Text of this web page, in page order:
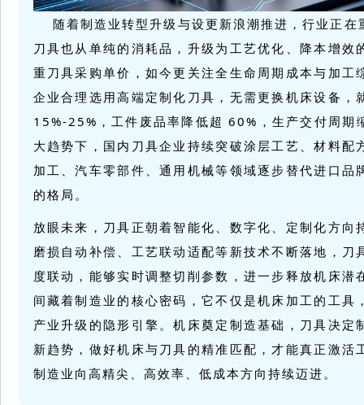
随着制造业转型升级与设更新浪潮推进，行业正在
刀具也从单纯的消耗品，升级为工艺优化、降本增效
重刀具采购单价，如今更关注全生命周期成本与加工
企业合理选用高端定制化刀具，无需更换机床设备，
15%-25%，工件废品率降低超 60%，生产交付周期
大趋势下，国内刀具企业持续突破涂层工艺、材料配
加工、汽车零部件、通用机械等领域逐步替代进口品
的格局。
放眼未来，刀具正朝着智能化、数字化、定制化方向
磨损自动补偿、工艺联动适配等新技术不断落地，刀
度联动，能够实时调整切削参数，进一步释放机床潜
间藏着制造业的核心密码，它不仅是机床加工的工具
产业升级的隐形引擎。机床奠定制造基础，刀具决定
新趋势，做好机床与刀具的精准匹配，才能真正激活
制造业向高精尖、高效率、低成本方向持续迈进。